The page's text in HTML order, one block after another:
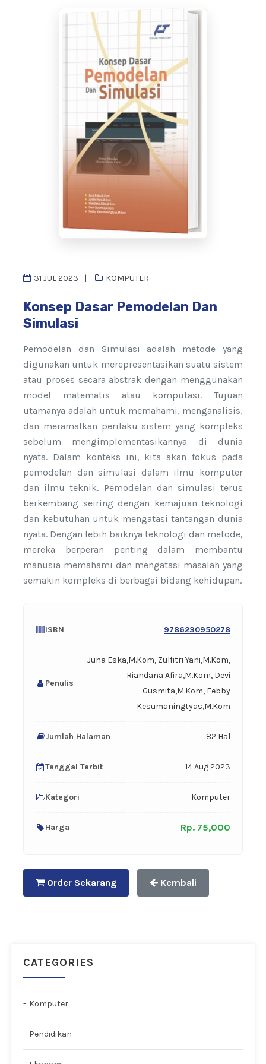
31 JUL 2023 KOMPUTER
Konsep Dasar Pemodelan Dan
Simulasi
Pemodelan dan Simulasi adalah metode yang
digunakan untuk merepresentasikan suatu sistem
atau proses secara abstrak dengan menggunakan
model matematis atau komputasi. Tujuan
utamanya adalah untuk memahami, menganalisis,
dan meramalkan perilaku sistem yang kompleks
sebelum mengimplementasikannya di dunia
nyata. Dalam konteks ini, kita akan fokus pada
pemodelan dan simulasi dalam ilmu komputer
dan ilmu teknik. Pemodelan dan simulasi terus
berkembang seiring dengan kemajuan teknologi
dan kebutuhan untuk mengatasi tantangan dunia
nyata. Dengan lebih baiknya teknologi dan metode,
mereka berperan penting dalam membantu
manusia memahami dan mengatasi masalah yang
semakin kompleks di berbagai bidang kehidupan.
ISBN 9786230950278
Penulis
Juna Eska,M.Kom, Zulfitri Yani,M.Kom,
Riandana Afira,M.Kom, Devi
Gusmita,M.Kom, Febby
Kesumaningtyas,M.Kom
Jumlah Halaman 82 Hal
Tanggal Terbit 14 Aug 2023
Kategori Komputer
Harga Rp. 75,000
Order Sekarang Kembali
CATEGORIES
Komputer
Pendidikan